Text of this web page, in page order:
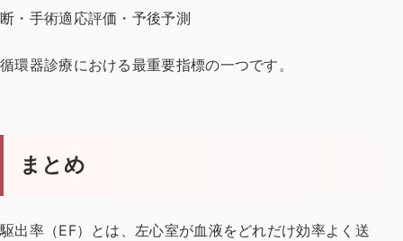
断 ・手術適応評価 ・予後予測
循環器診療における最重要指標の一つです。
まとめ
駆出率（EF）とは、左心室が血液をどれだけ効率よく送